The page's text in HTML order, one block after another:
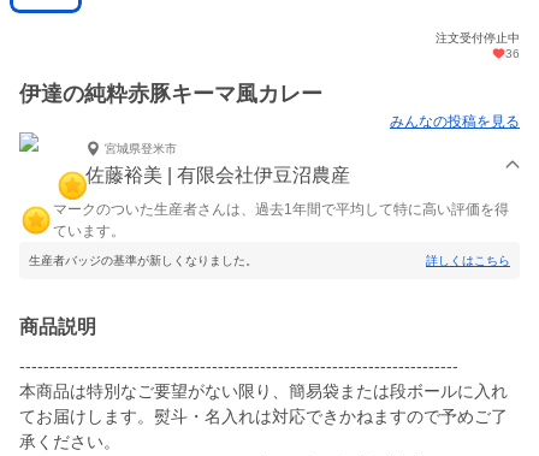
注文受付停止中
36
伊達の純粋赤豚キーマ風カレー
みんなの投稿を見る
宮城県登米市
佐藤裕美 | 有限会社伊豆沼農産
マークのついた生産者さんは、過去1年間で平均して特に高い評価を得
ています。
生産者バッジの基準が新しくなりました。 詳しくはこちら
商品説明
-------------------------------------------------------------------------
本商品は特別なご要望がない限り、簡易袋または段ボールに入れ
てお届けします。熨斗・名入れは対応できかねますので予めご了
承ください。